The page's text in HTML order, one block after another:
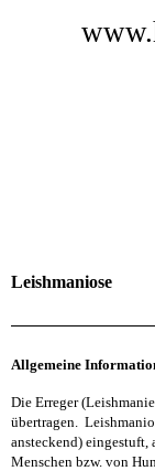
Leishmaniose
Allgemeine
Die Erreger
übertragen.
ansteckend) eingestuft,
Menschen bzw. von